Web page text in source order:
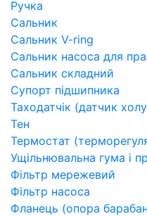
Ручка
Сальник
Сальник V-ring
Сальник насоса для
Сальник складний
Супорт підшипника
Таходатчік (датчик
Тен
Термостат
Ущільнювальна гума і
Фільтр мережевий
Фільтр насоса
Фланець (опора